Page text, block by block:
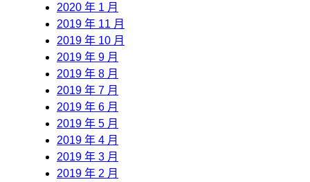
2020 年 1 月
2019 年 11 月
2019 年 10 月
2019 年 9 月
2019 年 8 月
2019 年 7 月
2019 年 6 月
2019 年 5 月
2019 年 4 月
2019 年 3 月
2019 年 2 月